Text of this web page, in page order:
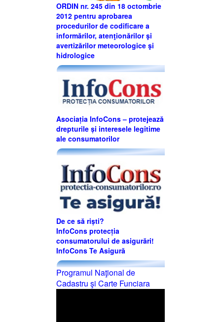
ORDIN nr. 245 din 18 octombrie
2012 pentru aprobarea
procedurilor de codificare a
informărilor, atenţionărilor şi
avertizărilor meteorologice şi
hidrologice
Asociația InfoCons – protejează
drepturile și interesele legitime
ale consumatorilor
De ce să riști?
InfoCons protecția
consumatorului de asigurări!
InfoCons Te Asigură
Programul Naţional de
Cadastru şi Carte Funciara